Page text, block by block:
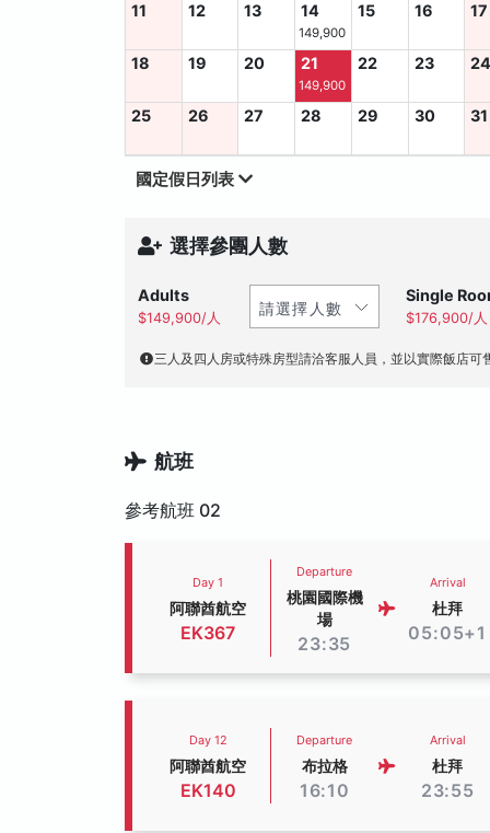
11 12 13 14
149,900
15 16 17
18 19 20 21
149,900
22 23
25 26 27 28 29 30 31
國定假日列表
選擇參團人數
Adults
$149,900/人
Single
$176,900/人
三人及四人房或特殊房型請洽客服人員，並以實際飯店可
航班
參考航班 02
Day 1
阿聯酋航空
EK367
Departure
桃園國際機
場
23:35
Arrival
杜拜
05:05+1
Day 12
阿聯酋航空
EK140
Departure
布拉格
16:10
Arrival
杜拜
23:55